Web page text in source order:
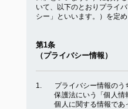
いて、以下のとおりプライ
シー」といいます。）を定め
第1条
（プライバシー情報）
プライバシー情報のう
保護法にいう「個人情
個人に関する情報であ